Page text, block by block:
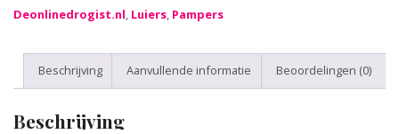
Deonlinedrogist.nl, Luiers, Pampers
Beschrijving Aanvullende informatie Beoordelingen (0)
Beschrijving